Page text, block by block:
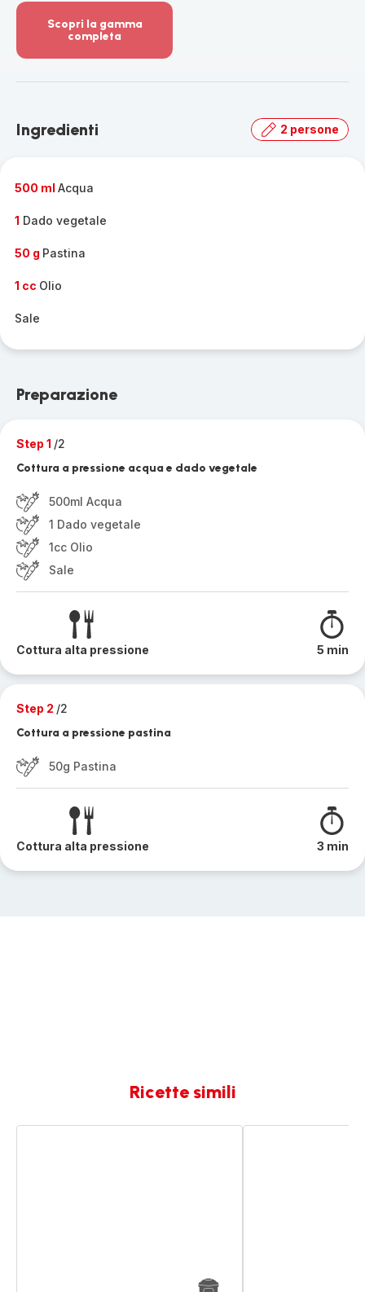
Scopri la gamma
completa
dettagli
la
Ingredienti 2 persone
500 ml Acqua
1 Dado vegetale
50 g Pastina
1 cc Olio
Sale
Preparazione
Step 1 /2
Cottura a pressione acqua e dado vegetale
500ml Acqua
1 Dado vegetale
1cc Olio
Sale
Cottura alta pressione 5 min
Step 2 /2
Cottura a pressione pastina
50g Pastina
Cottura alta pressione 3 min
Ricette simili